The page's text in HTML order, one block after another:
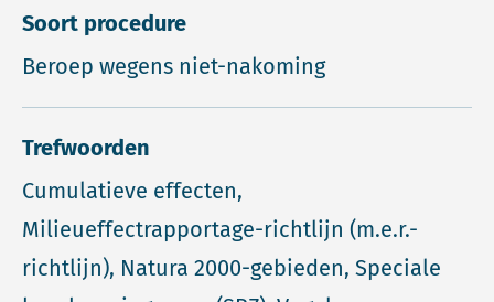
Soort procedure
Beroep wegens niet-nakoming
Trefwoorden
Cumulatieve effecten,
Milieueffectrapportage-richtlijn (m.e.r.-
richtlijn), Natura 2000-gebieden, Speciale